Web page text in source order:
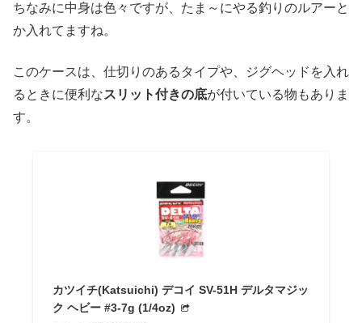
ちなみに中身は色々ですが、たま～にやる釣りのルアーと
か入れてますね。
このケースは、仕切りのあるタイプや、ジグヘッドを入れ
るときに便利なスリット付きの底が付いている物もありま
す。
カツイチ(Katsuichi) デコイ SV-51H デルタマジッ
ク ヘビー #3-7g (1/4oz)